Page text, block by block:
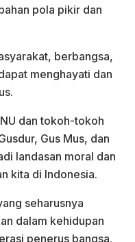
pola pikir dan
berbangsa,
menghayati dan
dan tokoh-tokoh
Gus Mus, dan
landasan moral dan
kita di Indonesia.
seharusnya
dalam kehidupan
penerus bangsa.